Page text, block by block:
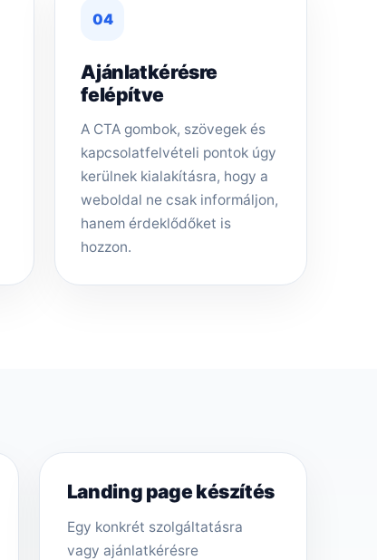
04
Ajánlatkérésre
felépítve
A CTA gombok, szövegek és
kapcsolatfelvételi pontok úgy
kerülnek kialakításra, hogy a
weboldal ne csak informáljon,
hanem érdeklődőket is
hozzon.
Landing page készítés
Egy konkrét szolgáltatásra
vagy ajánlatkérésre